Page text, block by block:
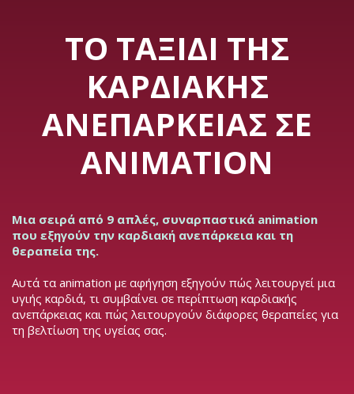
ΤΟ ΤΑΞΊΔΙ ΤΗΣ
ΚΑΡΔΙΑΚΉΣ
ΑΝΕΠΆΡΚΕΙΑΣ ΣΕ
ANIMATION
Μια σειρά από 9 απλές, συναρπαστικά animation
που εξηγούν την καρδιακή ανεπάρκεια και τη
θεραπεία της.
Αυτά τα animation με αφήγηση εξηγούν πώς λειτουργεί μια
υγιής καρδιά, τι συμβαίνει σε περίπτωση καρδιακής
ανεπάρκειας και πώς λειτουργούν διάφορες θεραπείες για
τη βελτίωση της υγείας σας.